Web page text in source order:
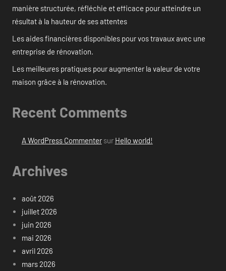
manière structurée, réfléchie et efficace pour atteindre un
résultat à la hauteur de ses attentes
Les aides financières disponibles pour vos travaux avec une
entreprise de rénovation.
Les meilleures pratiques pour augmenter la valeur de votre
maison grâce à la rénovation.
Recent Comments
A WordPress Commentersur Hello world!
Archives
août 2026
juillet 2026
juin 2026
mai 2026
avril 2026
mars 2026